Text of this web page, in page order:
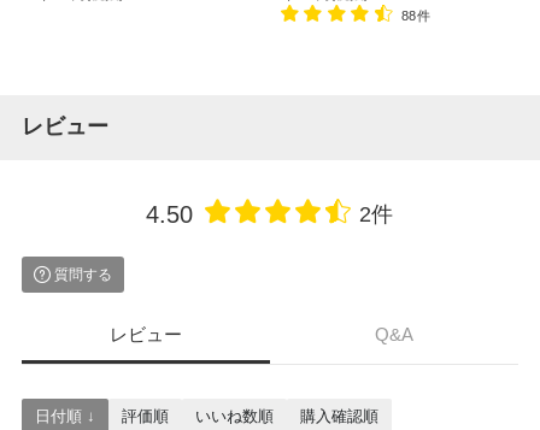
88件
レビュー
4.50 2件
質問する
レビュー Q&A
日付順 ↓ 評価順 いいね数順
購入確認順